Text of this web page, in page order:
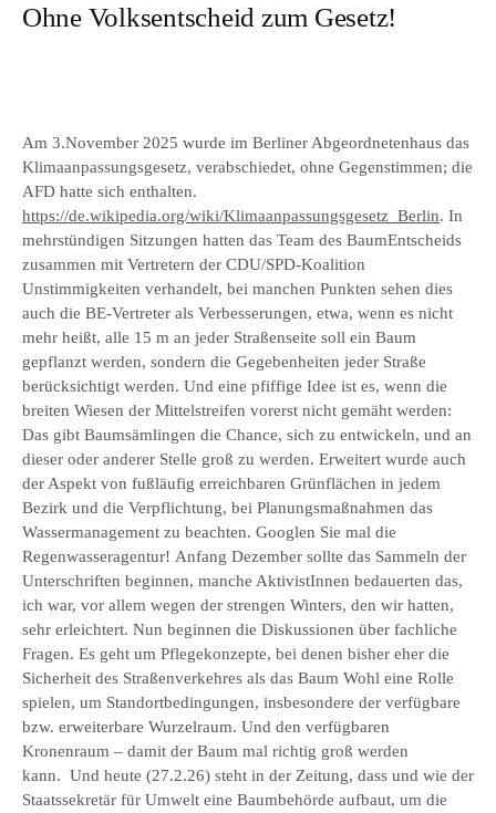
Ohne Volksentscheid zum Gesetz!
Am 3.November 2025 wurde im Berliner Abgeordnetenhaus das
Klimaanpassungsgesetz, verabschiedet, ohne Gegenstimmen; die
AFD hatte sich enthalten.
https://de.wikipedia.org/wiki/Klimaanpassungsgesetz_Berlin. In
mehrstündigen Sitzungen hatten das Team des BaumEntscheids
zusammen mit Vertretern der CDU/SPD-Koalition
Unstimmigkeiten verhandelt, bei manchen Punkten sehen dies
auch die BE-Vertreter als Verbesserungen, etwa, wenn es nicht
mehr heißt, alle 15 m an jeder Straßenseite soll ein Baum
gepflanzt werden, sondern die Gegebenheiten jeder Straße
berücksichtigt werden. Und eine pfiffige Idee ist es, wenn die
breiten Wiesen der Mittelstreifen vorerst nicht gemäht werden:
Das gibt Baumsämlingen die Chance, sich zu entwickeln, und an
dieser oder anderer Stelle groß zu werden. Erweitert wurde auch
der Aspekt von fußläufig erreichbaren Grünflächen in jedem
Bezirk und die Verpflichtung, bei Planungsmaßnahmen das
Wassermanagement zu beachten. Googlen Sie mal die
Regenwasseragentur! Anfang Dezember sollte das Sammeln der
Unterschriften beginnen, manche AktivistInnen bedauerten das,
ich war, vor allem wegen der strengen Winters, den wir hatten,
sehr erleichtert. Nun beginnen die Diskussionen über fachliche
Fragen. Es geht um Pflegekonzepte, bei denen bisher eher die
Sicherheit des Straßenverkehres als das Baum Wohl eine Rolle
spielen, um Standortbedingungen, insbesondere der verfügbare
bzw. erweiterbare Wurzelraum. Und den verfügbaren
Kronenraum – damit der Baum mal richtig groß werden
kann. Und heute (27.2.26) steht in der Zeitung, dass und wie der
Staatssekretär für Umwelt eine Baumbehörde aufbaut, um die